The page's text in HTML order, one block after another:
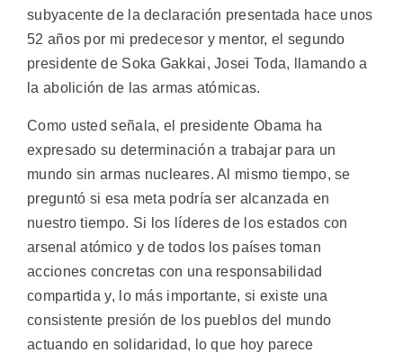
subyacente de la declaración presentada hace unos
52 años por mi predecesor y mentor, el segundo
presidente de Soka Gakkai, Josei Toda, llamando a
la abolición de las armas atómicas.
Como usted señala, el presidente Obama ha
expresado su determinación a trabajar para un
mundo sin armas nucleares. Al mismo tiempo, se
preguntó si esa meta podría ser alcanzada en
nuestro tiempo. Si los líderes de los estados con
arsenal atómico y de todos los países toman
acciones concretas con una responsabilidad
compartida y, lo más importante, si existe una
consistente presión de los pueblos del mundo
actuando en solidaridad, lo que hoy parece